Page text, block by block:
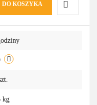
DO KOSZYKA
Do
kg